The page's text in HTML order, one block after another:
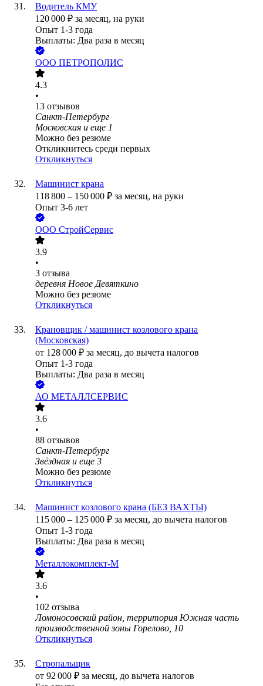
Водитель КМУ
120 000 ₽ за месяц, на руки
Опыт 1-3 года
Выплаты: Два раза в месяц
ООО ПЕТРОПОЛИС
4.3
•
13 отзывов
Санкт-Петербург
Московская и еще 1
Можно без резюме
Откликнитесь среди первых
Откликнуться
Машинист крана
118 800 – 150 000 ₽ за месяц, на руки
Опыт 3-6 лет
ООО СтройСервис
3.9
•
3 отзыва
деревня Новое Девяткино
Можно без резюме
Откликнуться
Крановщик / машинист козлового крана
(Московская)
от 128 000 ₽ за месяц, до вычета налогов
Опыт 1-3 года
Выплаты: Два раза в месяц
АО МЕТАЛЛСЕРВИС
3.6
•
88 отзывов
Санкт-Петербург
Звёздная и еще 3
Можно без резюме
Откликнуться
Машинист козлового крана (БЕЗ ВАХТЫ)
115 000 – 125 000 ₽ за месяц, до вычета налогов
Опыт 1-3 года
Выплаты: Два раза в месяц
Металлокомплект-М
3.6
•
102 отзыва
Ломоносовский район, территория Южная часть
производственной зоны Горелово, 10
Откликнуться
Стропальщик
от 92 000 ₽ за месяц, до вычета налогов